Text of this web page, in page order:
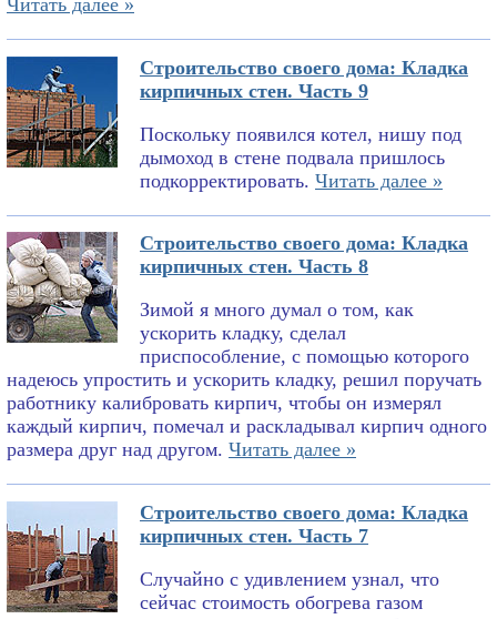
Строительство своего дома: Кладка
кирпичных стен. Часть 9
Поскольку появился котел, нишу под
дымоход в стене подвала пришлось
подкорректировать. Читать далее »
Строительство своего дома: Кладка
кирпичных стен. Часть 8
Зимой я много думал о том, как
ускорить кладку, сделал
приспособление, с помощью которого
надеюсь упростить и ускорить кладку, решил поручать
работнику калибровать кирпич, чтобы он измерял
каждый кирпич, помечал и раскладывал кирпич одного
размера друг над другом. Читать далее »
Строительство своего дома: Кладка
кирпичных стен. Часть 7
Случайно с удивлением узнал, что
сейчас стоимость обогрева газом